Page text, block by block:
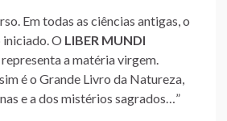
Em todas as ciências antigas, o
O LIBER MUNDI
a matéria virgem.
é o Grande Livro da Natureza,
e a dos mistérios sagrados…”